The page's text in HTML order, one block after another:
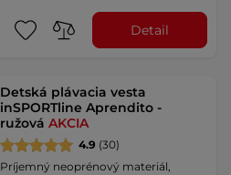
Detail
Detská plávacia vesta
inSPORTline Aprendito -
ružováAKCIA
4.9 (30)
Príjemný neoprénový materiál,